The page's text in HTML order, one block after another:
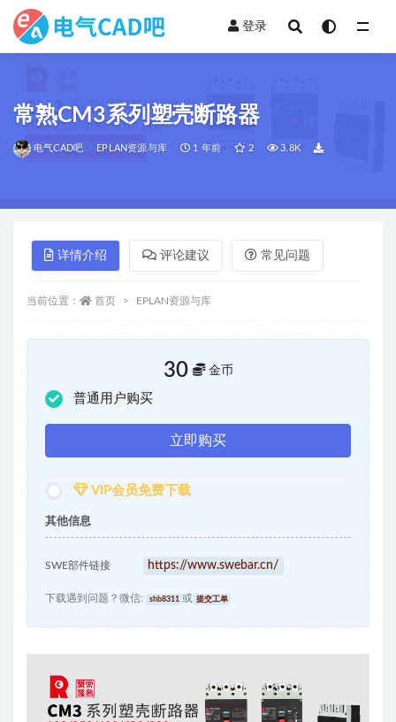
登录
常熟CM3系列塑壳断路器
电气CAD吧 EPLAN资源与库 1 年前 2 3.8K
详情介绍 评论建议 常见问题
当前位置： 首页 EPLAN资源与库
30 金币
普通用户购买
立即购买
VIP会员免费下载
其他信息
SWE部件链接 https://www.swebar.cn/
下载遇到问题？微信: shb8311 或 提交工单